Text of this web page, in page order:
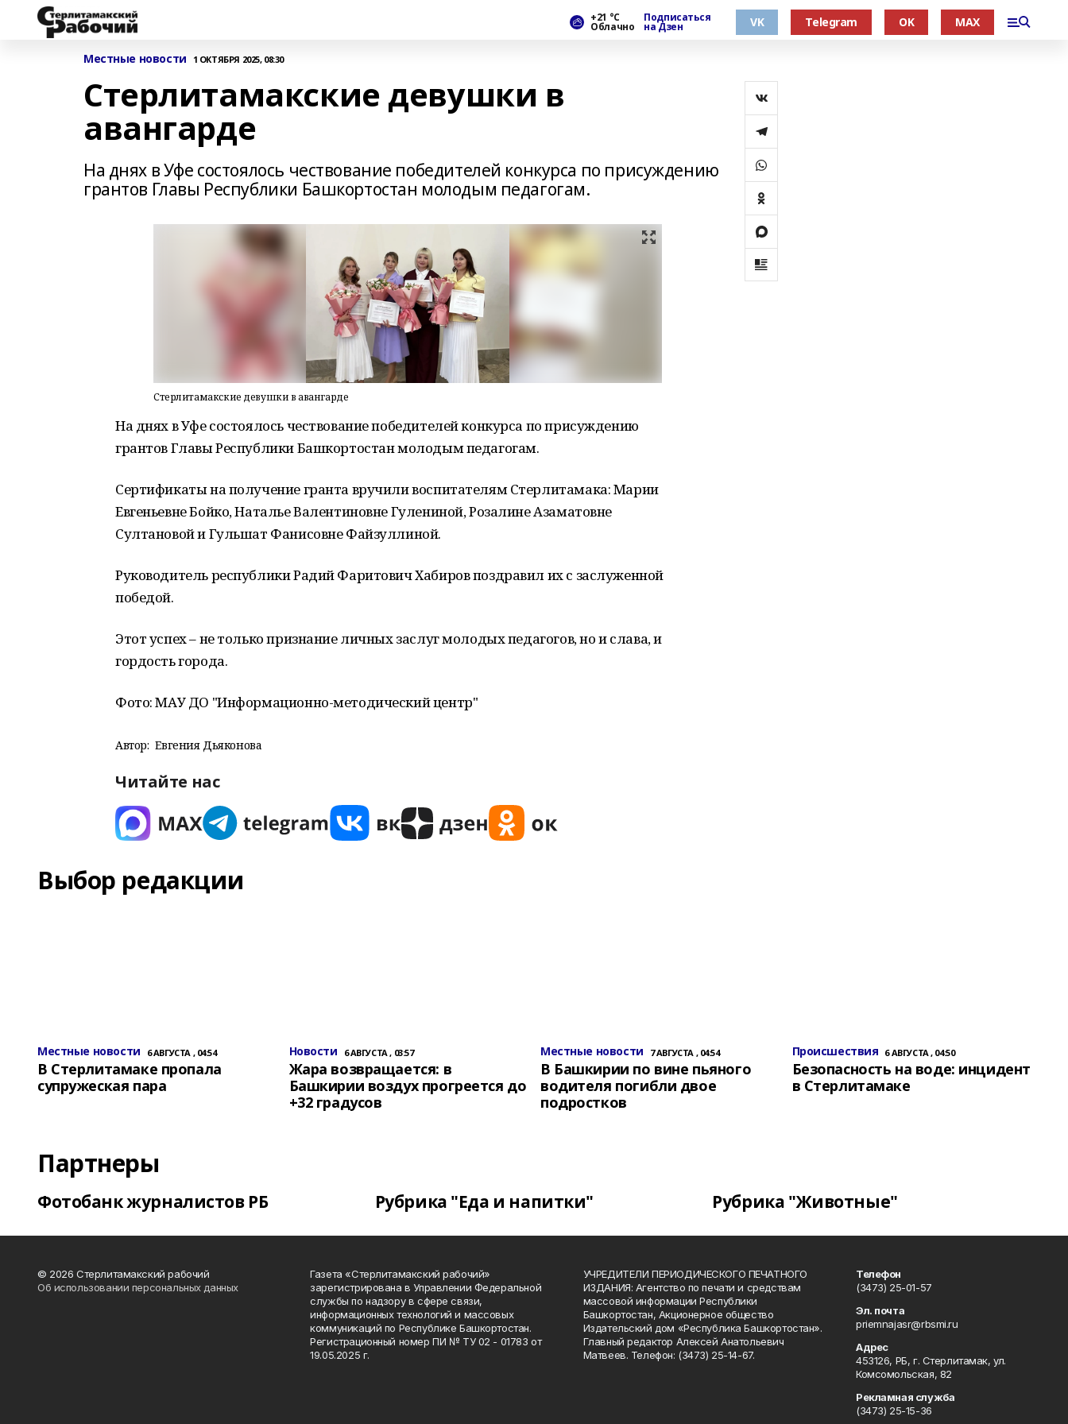
+21 °С
Облачно
Подписаться
на Дзен VK Telegram OK MAX
Местные новости 1 ОКТЯБРЯ 2025, 08:30
Стерлитамакские девушки в
авангарде
На днях в Уфе состоялось чествование победителей конкурса по присуждению
грантов Главы Республики Башкортостан молодым педагогам.
Стерлитамакские девушки в авангарде
На днях в Уфе состоялось чествование победителей конкурса по присуждению
грантов Главы Республики Башкортостан молодым педагогам.
Сертификаты на получение гранта вручили воспитателям Стерлитамака: Марии
Евгеньевне Бойко, Наталье Валентиновне Гулениной, Розалине Азаматовне
Султановой и Гульшат Фанисовне Файзуллиной.
Руководитель республики Радий Фаритович Хабиров поздравил их с заслуженной
победой.
Этот успех – не только признание личных заслуг молодых педагогов, но и слава, и
гордость города.
Фото: МАУ ДО "Информационно-методический центр"
Автор: Евгения Дьяконова
Читайте нас
Выбор редакции
Местные новости 6 АВГУСТА , 04:54
В Стерлитамаке пропала
супружеская пара
Новости 6 АВГУСТА , 03:57
Жара возвращается: в
Башкирии воздух прогреется до
+32 градусов
Местные новости 7 АВГУСТА , 04:54
В Башкирии по вине пьяного
водителя погибли двое
подростков
Происшествия 6 АВГУСТА , 04:50
Безопасность на воде: инцидент
в Стерлитамаке
Партнеры
Фотобанк журналистов РБ Рубрика "Еда и напитки" Рубрика "Животные"
© 2026 Стерлитамакский рабочий
Об использовании персональных данных
Газета «Стерлитамакский рабочий»
зарегистрирована в Управлении Федеральной
службы по надзору в сфере связи,
информационных технологий и массовых
коммуникаций по Республике Башкортостан.
Регистрационный номер ПИ № ТУ 02 - 01783 от
19.05.2025 г.
УЧРЕДИТЕЛИ ПЕРИОДИЧЕСКОГО ПЕЧАТНОГО
ИЗДАНИЯ: Агентство по печати и средствам
массовой информации Республики
Башкортостан, Акционерное общество
Издательский дом «Республика Башкортостан».
Главный редактор Алексей Анатольевич
Матвеев. Телефон: (3473) 25-14-67.
Телефон
(3473) 25-01-57
Эл. почта
priemnajasr@rbsmi.ru
Адрес
453126, РБ, г. Стерлитамак, ул.
Комсомольская, 82
Рекламная служба
(3473) 25-15-36